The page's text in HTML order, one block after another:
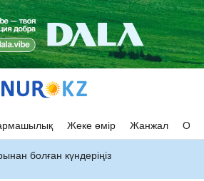
Жеке өмір Жанжал
болған күндеріңіз